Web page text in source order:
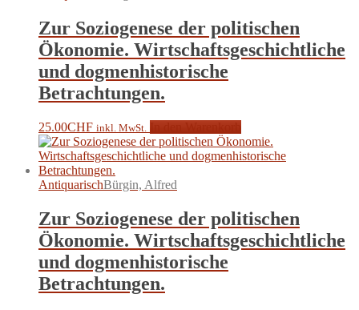
Zur Soziogenese der politischen
Ökonomie. Wirtschaftsgeschichtliche
und dogmenhistorische
Betrachtungen.
25.00CHF inkl. MwSt.
AntiquarischBürgin, Alfred
Zur Soziogenese der politischen
Ökonomie. Wirtschaftsgeschichtliche
und dogmenhistorische
Betrachtungen.